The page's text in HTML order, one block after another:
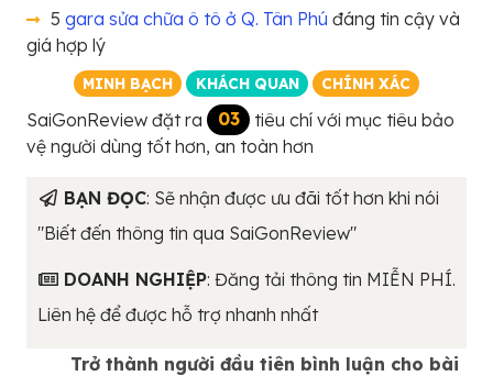
5 gara sửa chữa ô tô ở Q. Tân Phú đáng tin cậy và
giá hợp lý
MINH BẠCH KHÁCH QUAN CHÍNH XÁC
SaiGonReview đặt ra 03
tiêu chí với mục tiêu bảo
vệ người dùng tốt hơn, an toàn hơn
BẠN ĐỌC: Sẽ nhận được ưu đãi tốt hơn khi nói
"Biết đến thông tin qua SaiGonReview"
DOANH NGHIỆP: Đăng tải thông tin MIỄN PHÍ.
Liên hệ để được hỗ trợ nhanh nhất
Trở thành người đầu tiên bình luận cho bài